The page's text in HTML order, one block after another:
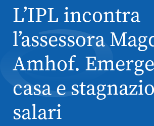
L’IPL incontra
l’assessora
Amhof.
casa e
salari